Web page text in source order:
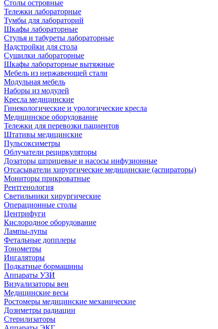
Столы островные
Тележки лабораторные
Тумбы для лабораторий
Шкафы лабораторные
Стулья и табуреты лабораторные
Надстройки для стола
Сушилки лабораторные
Шкафы лабораторные вытяжные
Мебель из нержавеющей стали
Модульная мебель
Наборы из модулей
Кресла медицинские
Гинекологические и урологические кресла
Медицинское оборудование
Тележки для перевозки пациентов
Штативы медицинские
Пульсоксиметры
Облучатели рециркуляторы
Дозаторы шприцевые и насосы инфузионные
Отсасыватели хирургические медицинские (аспираторы)
Мониторы прикроватные
Рентгенология
Светильники хирургические
Операционные столы
Центрифуги
Кислородное оборудование
Лампы-лупы
Фетальные допплеры
Тонометры
Ингаляторы
Подкатные бормашины
Аппараты УЗИ
Визуализаторы вен
Медицинские весы
Ростомеры медицинские механические
Дозиметры радиации
Стерилизаторы